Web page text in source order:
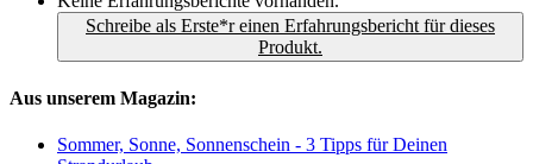
Schreibe als Erste*r einen Erfahrungsbericht für dieses
Produkt.
Aus unserem Magazin:
Sommer, Sonne, Sonnenschein - 3 Tipps für Deinen